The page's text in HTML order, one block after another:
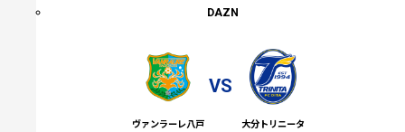
DAZN
ヴァンラーレ八戸 大分トリニータ
VS